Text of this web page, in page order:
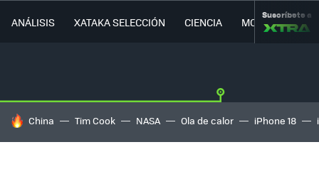
ANÁLISIS XATAKA SELECCIÓN CIENCIA MOVILIDAD
Suscríbete a
HOY SE HABLA DE
China Tim Cook NASA Ola de calor iPhone 18